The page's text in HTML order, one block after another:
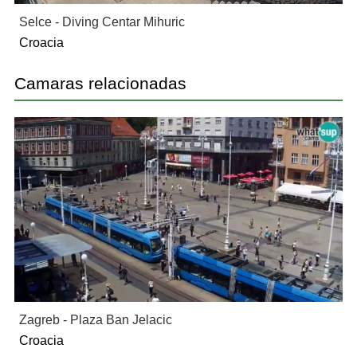
Selce - Diving Centar Mihuric
Croacia
Camaras relacionadas
Zagreb - Plaza Ban Jelacic
Croacia